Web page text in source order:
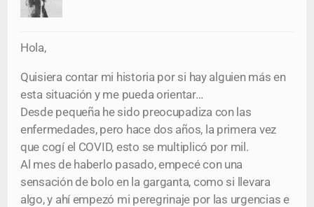
Hola,
Quisiera contar mi historia por si hay alguien más en
esta situación y me pueda orientar…
Desde pequeña he sido preocupadiza con las
enfermedades, pero hace dos años, la primera vez
que cogí el COVID, esto se multiplicó por mil.
Al mes de haberlo pasado, empecé con una
sensación de bolo en la garganta, como si llevara
algo, y ahí empezó mi peregrinaje por las urgencias e